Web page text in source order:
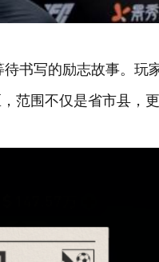
书写的励志故事。玩
范围不仅是省市县，